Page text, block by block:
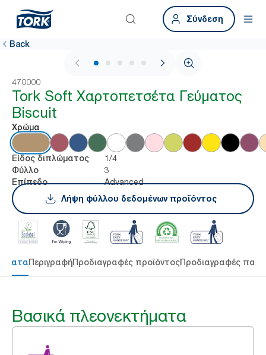
Σύνδεση
Back
1 / 5
470000
Tork Soft Χαρτοπετσέτα Γεύματος
Biscuit
Χρώμα
Είδος διπλώματος 1/4
Φύλλο 3
Επίπεδο
Advanced
Λήψη φύλλου δεδομένων προϊόντος
ΠεριγραφήΠροδιαγραφές προϊόντοςΠροδιαγραφές
Βασικά πλεονεκτήματα